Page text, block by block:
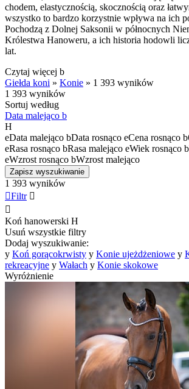
chodem, elastycznością, skocznością oraz
wszystko to bardzo korzystnie wpływa na ich
Pochodzą z Dolnej Saksonii w północnych
Królestwa Hanoweru, a ich historia hodowli
lat.
Czytaj więcej b
Giełda koni » Konie » 1 393 wyników
1 393 wyników
Sortuj według
Data malejąco b
H
eData malejąco bData rosnąco eCena rosnąco b
eRasa rosnąco bRasa malejąco eWiek rosnąco b
eWzrost rosnąco bWzrost malejąco
Zapisz wyszukiwanie
1 393 wyników
Filtr 

Koń hanowerski H
Usuń wszystkie filtry
Dodaj wyszukiwanie:
y Koń gorącokrwisty y Konie ujeżdżeniowe y
rekreacyjne y Wałach y Konie skokowe
Wyróżnienie